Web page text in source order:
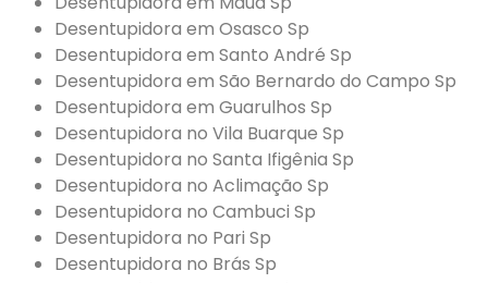
Desentupidora em Osasco Sp
Desentupidora em Santo André Sp
Desentupidora em São Bernardo do Campo Sp
Desentupidora em Guarulhos Sp
Desentupidora no Vila Buarque Sp
Desentupidora no Santa Ifigênia Sp
Desentupidora no Aclimação Sp
Desentupidora no Cambuci Sp
Desentupidora no Pari Sp
Desentupidora no Brás Sp